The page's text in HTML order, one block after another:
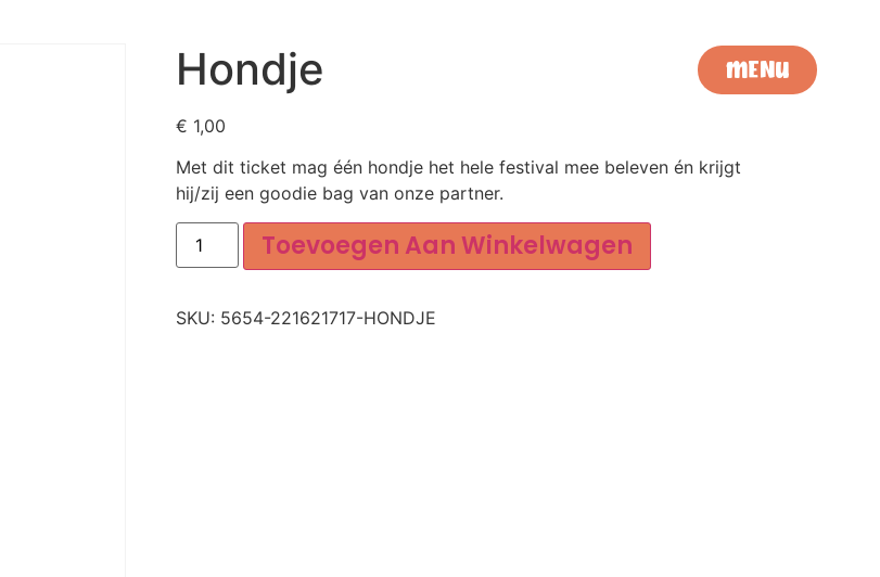
MENU
Hondje
€ 1,00
Met dit ticket mag één hondje het hele festival mee beleven én krijgt
hij/zij een goodie bag van onze partner.
Toevoegen Aan Winkelwagen
SKU: 5654-221621717-HONDJE